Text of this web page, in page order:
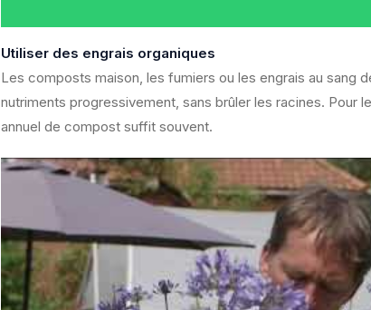
Utiliser des engrais organiques
Les composts maison, les fumiers ou les engrais au sang
nutriments progressivement, sans brûler les racines. Pour
annuel de compost suffit souvent.